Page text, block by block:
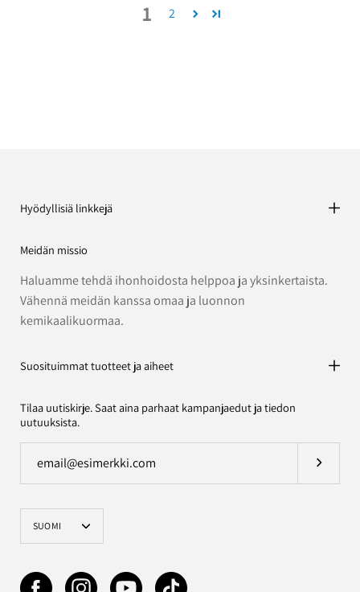
1 2
Hyödyllisiä linkkejä
Meidän missio
Haluamme tehdä ihonhoidosta helppoa ja yksinkertaista.
Vähennä meidän kanssa omaa ja luonnon
kemikaalikuormaa.
Suosituimmat tuotteet ja aiheet
Tilaa uutiskirje. Saat aina parhaat kampanjaedut ja tiedon
uutuuksista.
Tilaa
Kieli
SUOMI